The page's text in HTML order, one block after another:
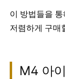
이 방법들을
저렴하게 구매
M4 아